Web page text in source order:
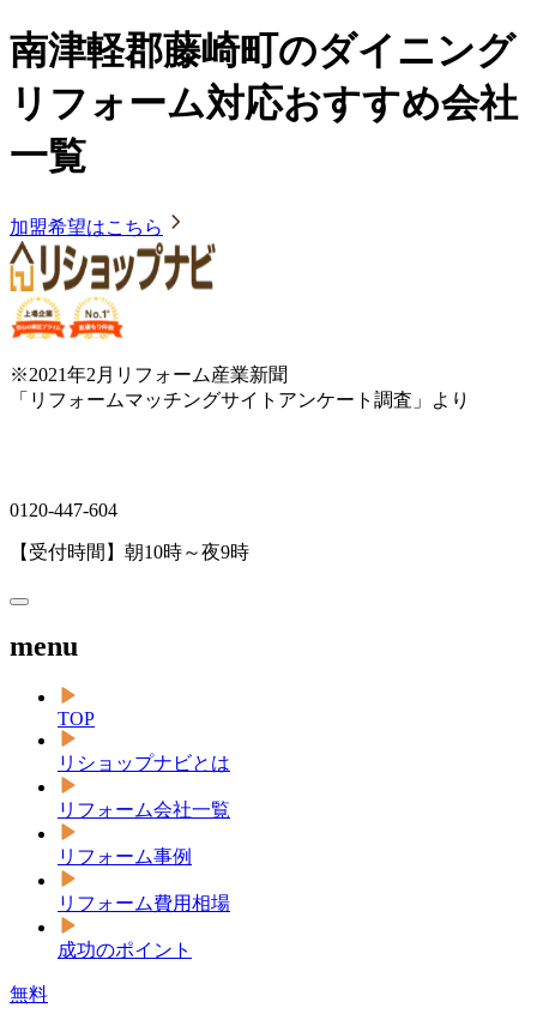
南津軽郡藤崎町のダイニング
リフォーム対応おすすめ会社
一覧
加盟希望はこちら
※2021年2月リフォーム産業新聞
「リフォームマッチングサイトアンケート調査」より
0120-447-604
【受付時間】朝10時～夜9時
menu
TOP
リショップナビとは
リフォーム会社一覧
リフォーム事例
リフォーム費用相場
成功のポイント
無料